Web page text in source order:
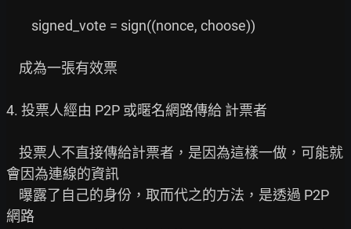
4. 投票人經由 P2P 或暱名網路傳給 計票者
會因為連線的資訊
網路